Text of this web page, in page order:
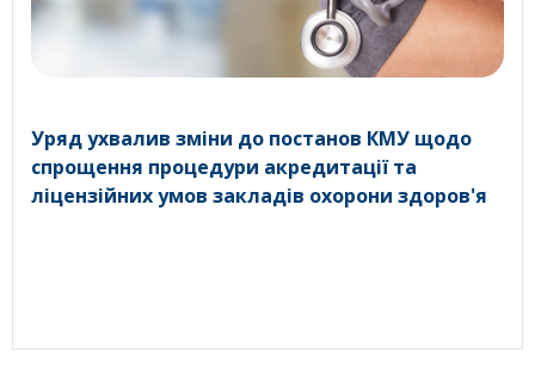
Уряд ухвалив зміни до постанов КМУ щодо
спрощення процедури акредитації та
ліцензійних умов закладів охорони здоров'я